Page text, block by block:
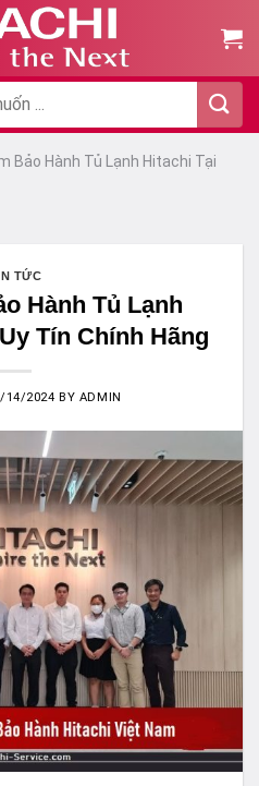
Bảo Hành Tủ Lạnh Hitachi Tại
TỨC
Hành Tủ Lạnh
Tín Chính Hãng
14/2024 BY ADMIN